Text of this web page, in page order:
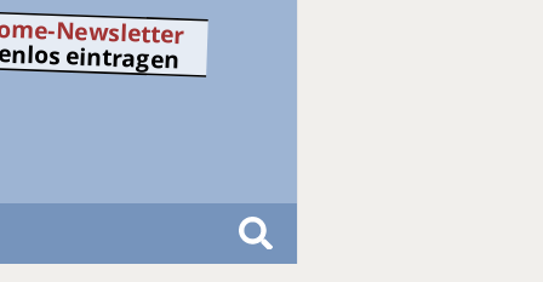
Newsletter
eintragen
S